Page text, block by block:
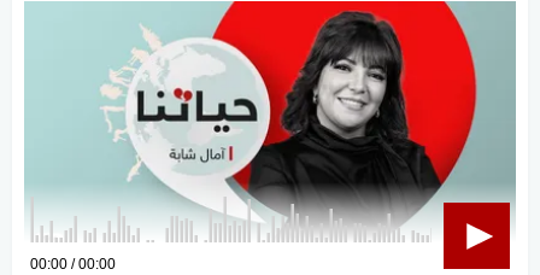
0
00:00 00:00